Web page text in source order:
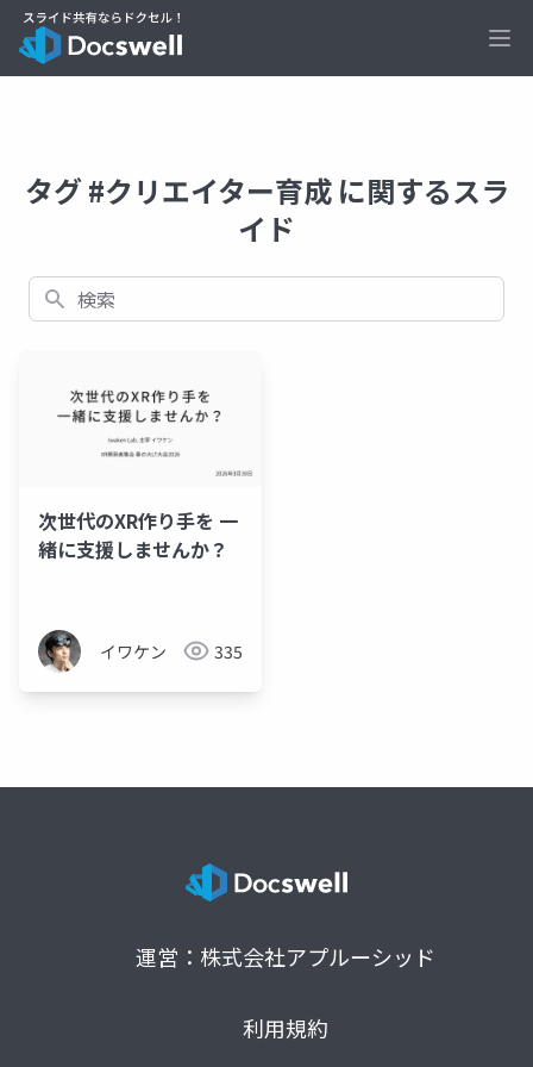
タグ #クリエイター育成 に関するスラ
イド
検索
次世代のXR作り手を 一
緒に支援しませんか？
イワケン 335
運営：株式会社アプルーシッド
利用規約